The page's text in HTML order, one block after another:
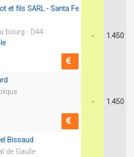
et fils SARL - Santa Fe
bourg - D44
- 1.450
- 1.450
Bissaud
de Gaulle